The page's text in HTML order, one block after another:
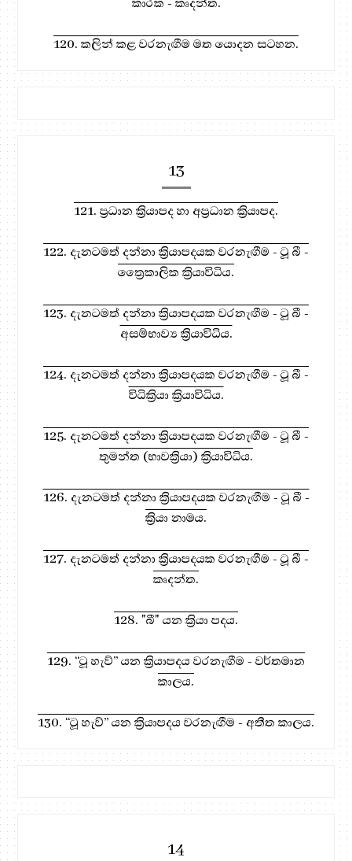
120. කලින් කළ වරනැඟීම මත යොදන සටහන.
13
121. ප්‍රධාන ක්‍රියාපද හා අප්‍රධාන ක්‍රියාපද.
122. දැනටමත් දන්නා ක්‍රියාපදයක වරනැඟීම - ටූ බී -
ත්‍රෛකාලික ක්‍රියාවිධිය.
123. දැනටමත් දන්නා ක්‍රියාපදයක වරනැඟීම - ටූ බී -
අසම්භාව්‍ය ක්‍රියාවිධිය.
124. දැනටමත් දන්නා ක්‍රියාපදයක වරනැඟීම - ටූ බී -
විධික්‍රියා ක්‍රියාවිධිය.
125. දැනටමත් දන්නා ක්‍රියාපදයක වරනැඟීම - ටූ බී -
තුමන්ත (භාවක්‍රියා) ක්‍රියාවිධිය.
126. දැනටමත් දන්නා ක්‍රියාපදයක වරනැඟීම - ටූ බී -
ක්‍රියා නාමය.
127. දැනටමත් දන්නා ක්‍රියාපදයක වරනැඟීම - ටූ බී -
කෘදන්ත.
128. "බී" යන ක්‍රියා පදය.
129. “ටූ හැව්” යන ක්‍රියාපදය වරනැඟීම - වර්තමාන
කාලය.
130. “ටූ හැව්” යන ක්‍රියාපදය වරනැඟීම - අතීත කාලය.
14